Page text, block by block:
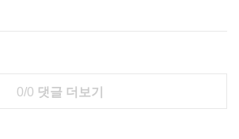
0/0 댓글 더보기